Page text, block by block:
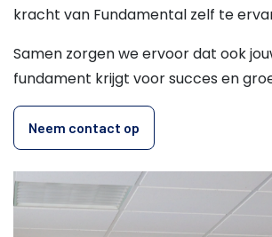
kracht van Fundamental zelf te
Samen zorgen we ervoor dat ook
fundament krijgt voor succes en
Neem contact op